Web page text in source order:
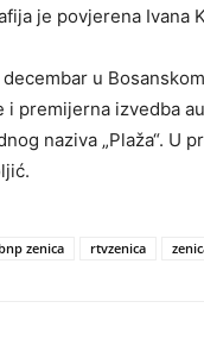
je povjerena Ivana
u
i premijerna izvedba
naziva „Plaža“. U
bnp zenica rtvzenica